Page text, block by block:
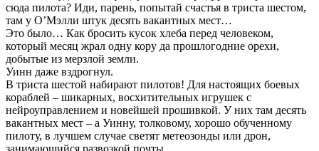
сюда пилота? Иди, парень, попытай счастья в триста шестом,
там у О’Мэлли штук десять вакантных мест…
Это было… Как бросить кусок хлеба перед человеком,
который месяц жрал одну кору да прошлогодние орехи,
добытые из мерзлой земли.
Уинн даже вздрогнул.
В триста шестой набирают пилотов! Для настоящих боевых
кораблей – шикарных, восхитительных игрушек с
нейроуправлением и новейшей прошивкой. У них там десять
вакантных мест – а Уинну, толковому, хорошо обученному
пилоту, в лучшем случае светят метеозонды или дрон,
занимающийся развозкой почты.